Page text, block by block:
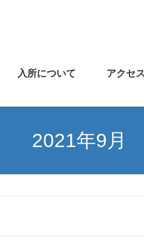
入所について アクセス
2021年9月